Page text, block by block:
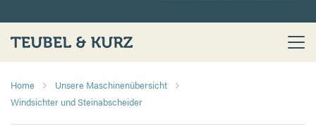
Home
Unsere Maschinenübersicht
Windsichter und Steinabscheider